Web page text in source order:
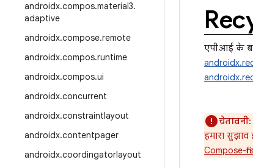
androidx.compos.material3.
adaptive
androidx.compose.remote
androidx.compos.runtime
androidx.compos.ui
androidx.concurrent
androidx.constraintlayout
androidx.contentpager
androidx.coordingatorlayout
एपीआई के
चेतावनी:
हमारा
Compose-